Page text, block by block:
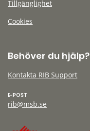
Tillgänglighet
Cookies
Behöver du hjälp?
Kontakta RIB Support
E-POST
rib@msb.se